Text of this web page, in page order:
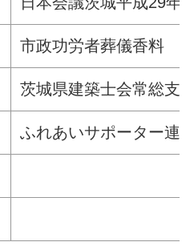
市政功労者葬儀香料
茨城県建築士会常総支
ふれあいサポーター連